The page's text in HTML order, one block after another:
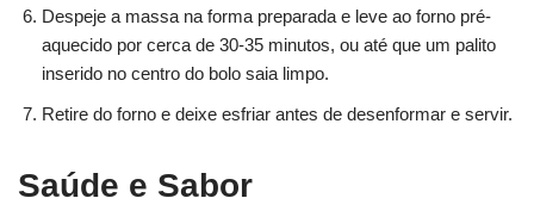
Despeje a massa na forma preparada e leve ao forno pré-
aquecido por cerca de 30-35 minutos, ou até que um palito
inserido no centro do bolo saia limpo.
Retire do forno e deixe esfriar antes de desenformar e servir.
Saúde e Sabor